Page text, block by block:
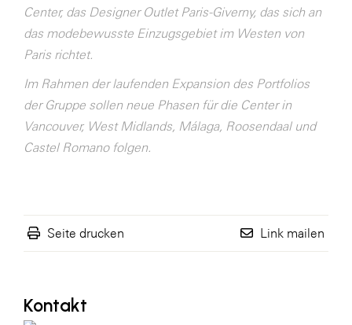
Center, das Designer Outlet Paris-Giverny, das sich an
das modebewusste Einzugsgebiet im Westen von
Paris richtet.
Im Rahmen der laufenden Expansion des Portfolios
der Gruppe sollen neue Phasen für die Center in
Vancouver, West Midlands, Málaga, Roosendaal und
Castel Romano folgen.
Seite drucken Link mailen
Kontakt